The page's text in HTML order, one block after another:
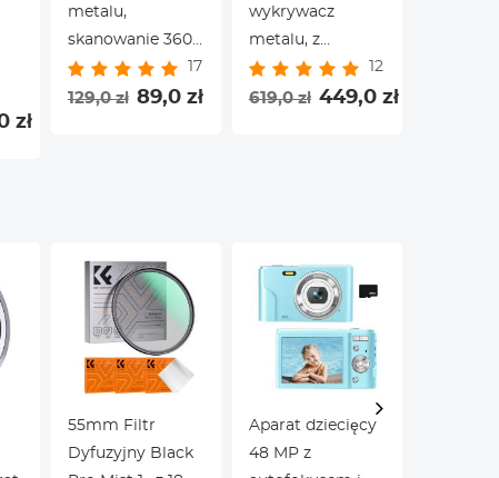
zł
metalu,
skanowanie 360°,
zasięg, ręczny,
wysoka czułość,
17
129,0 zł 89,0 zł
wykrywacz
metalu, z
większym
wyświetlaczem
12
619,0 zł 449,0 zł
55mm Filtr
Dyfuzyjny Black
Aparat dziecięcy
48 MP z